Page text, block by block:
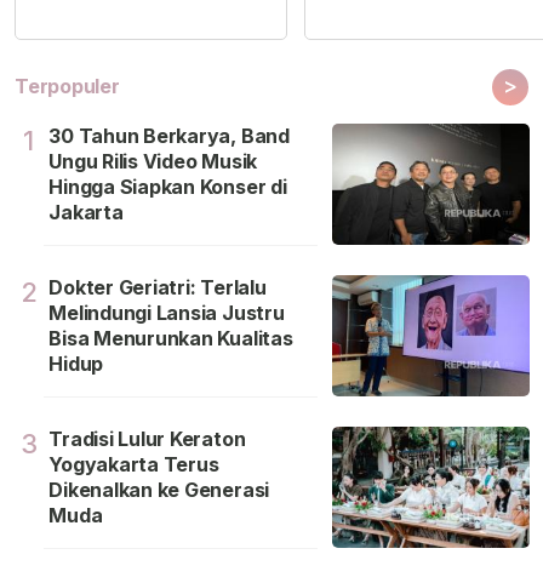
Terpopuler >
1
30 Tahun Berkarya, Band
Ungu Rilis Video Musik
Hingga Siapkan Konser di
Jakarta
2 Dokter Geriatri: Terlalu
Melindungi Lansia Justru
Bisa Menurunkan Kualitas
Hidup
3 Tradisi Lulur Keraton
Yogyakarta Terus
Dikenalkan ke Generasi
Muda